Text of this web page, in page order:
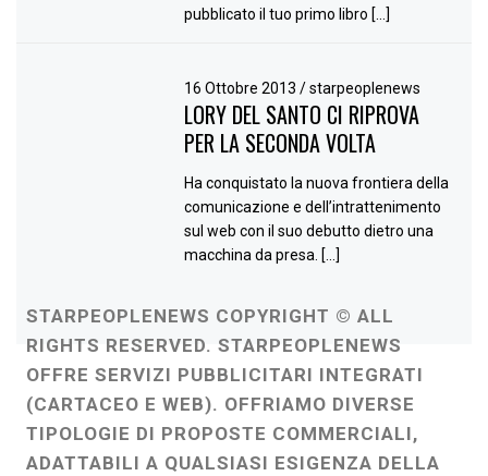
pubblicato il tuo primo libro […]
16 Ottobre 2013/ starpeoplenews
LORY DEL SANTO CI RIPROVA
PER LA SECONDA VOLTA
Ha conquistato la nuova frontiera della
comunicazione e dell’intrattenimento
sul web con il suo debutto dietro una
macchina da presa. […]
STARPEOPLENEWS COPYRIGHT © ALL
RIGHTS RESERVED. STARPEOPLENEWS
OFFRE SERVIZI PUBBLICITARI INTEGRATI
(CARTACEO E WEB). OFFRIAMO DIVERSE
TIPOLOGIE DI PROPOSTE COMMERCIALI,
ADATTABILI A QUALSIASI ESIGENZA DELLA